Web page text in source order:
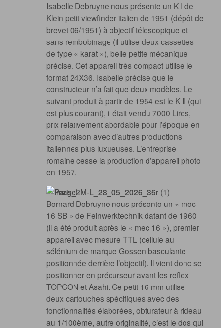
Isabelle Debruyne nous présente un K I de
Klein petit viewfinder italien de 1951 (dépôt de
brevet 06/1951) à objectif télescopique et
sans rembobinage (il utilise deux cassettes
de type « karat »), belle petite mécanique
précise. Cet appareil très compact utilise le
format 24X36. Isabelle précise que le
constructeur n’a fait que deux modèles. Le
suivant produit à partir de 1954 est le K II (qui
est plus courant), il était vendu 7000 Lires,
prix relativement abordable pour l’époque en
comparaison avec d’autres productions
italiennes plus luxueuses. L’entreprise
romaine cesse la production d’appareil photo
en 1957.
Bernard Debruyne nous présente un « mec
16 SB » de Feinwerktechnik datant de 1960
(il a été produit après le « mec 16 »), premier
appareil avec mesure TTL (cellule au
sélénium de marque Gossen basculante
positionnée derrière l’objectif). Il vient donc se
positionner en précurseur avant les reflex
TOPCON et Asahi. Ce petit 16 mm utilise
deux cartouches spécifiques avec des
fonctionnalités élaborées, obturateur à rideau
au 1/100ème, autre originalité, c’est le dos qui